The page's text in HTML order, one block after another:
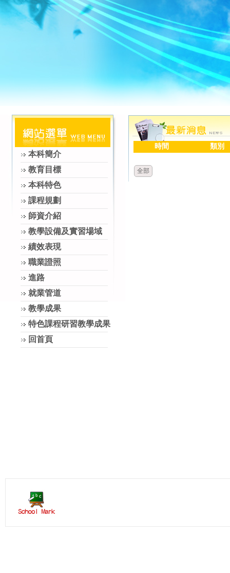
本科簡介
教育目標
本科特色
課程規劃
師資介紹
教學設備及實習場域
績效表現
職業證照
進路
就業管道
教學成果
特色課程研習教學成果
回首頁
時間 類別
全部